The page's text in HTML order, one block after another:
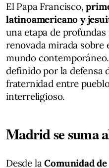
El Papa Francisco,
latinoamericano y
una etapa de
renovada mirada sobre
mundo
definido por la defensa
fraternidad entre
interreligioso.
Madrid se suma
Desde laComunidad